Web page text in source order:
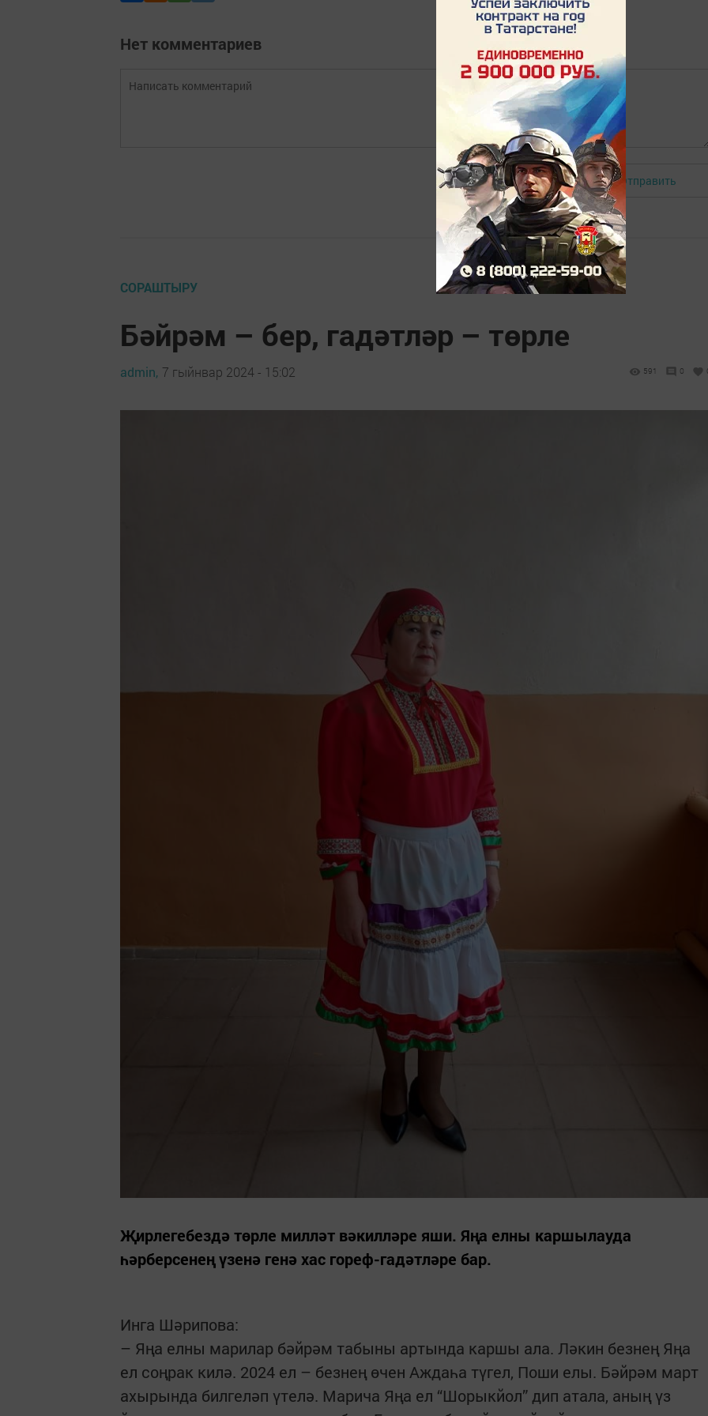
Нет комментариев
Авторизоваться Отправить
СОРАШТЫРУ
Бәйрәм – бер, гадәтләр – төрле
admin, 7 гыйнвар 2024 - 15:02 591 0
Җирлегебездә төрле милләт вәкилләре яши. Яңа елны каршылауда
һәрберсенең үзенә генә хас гореф-гадәтләре бар.
Инга Шәрипова:
– Яңа елны марилар бәйрәм табыны артында каршы ала. Ләкин безнең Яңа
ел соңрак килә. 2024 ел – безнең өчен Аждаһа түгел, Поши елы. Бәйрәм март
ахырында билгеләп үтелә. Марича Яңа ел “Шорыкйол” дип атала, аның үз